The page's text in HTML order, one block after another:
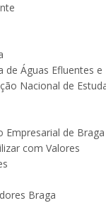
de Águas Efluentes
Nacional de
Empresarial de Braga
com Valores
Braga